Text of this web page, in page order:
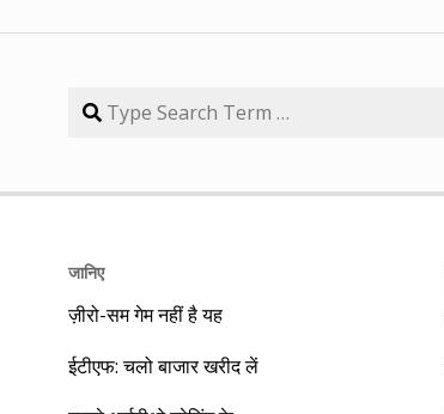
जानिए
ज़ीरो-सम गेम नहीं है यह
ईटीएफ: चलो बाजार खरीद लें